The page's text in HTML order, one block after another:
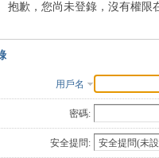
抱歉，您尚未登錄，沒有權限
用戶名
密碼:
安全提問: